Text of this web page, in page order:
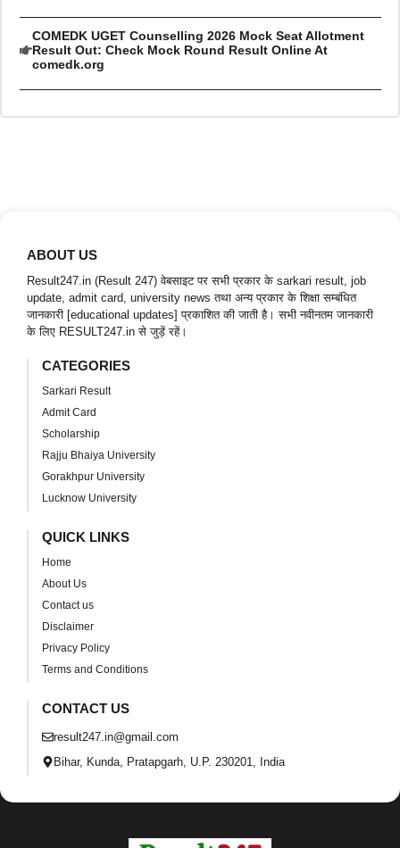
COMEDK UGET Counselling 2026 Mock Seat Allotment
Result Out: Check Mock Round Result Online At
comedk.org
ABOUT US
Result247.in (Result 247) वेबसाइट पर सभी प्रकार के sarkari result, job
update, admit card, university news तथा अन्य प्रकार के शिक्षा सम्बंधित
जानकारी [educational updates] प्रकाशित की जाती है। सभी नवीनतम जानकारी
के लिए RESULT247.in से जुड़ें रहें।
CATEGORIES
Sarkari Result
Admit Card
Scholarship
Rajju Bhaiya University
Gorakhpur University
Lucknow University
QUICK LINKS
Home
About Us
Contact us
Disclaimer
Privacy Policy
Terms and Conditions
CONTACT US
result247.in@gmail.com
Bihar, Kunda, Pratapgarh, U.P. 230201, India